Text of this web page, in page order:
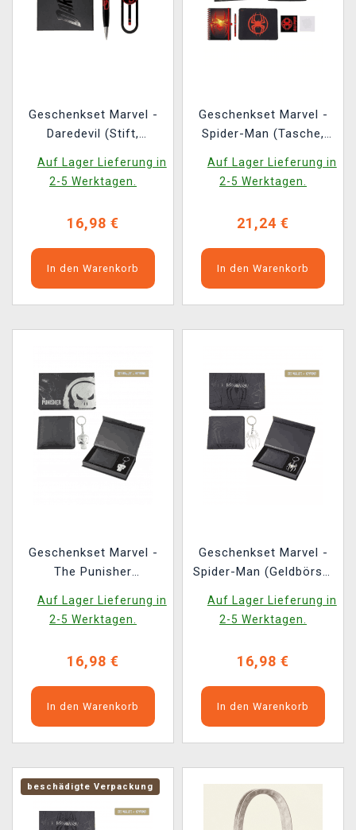
Geschenkset Marvel -
Daredevil (Stift,
Ansteckpin)
Auf Lager Lieferung in
2-5 Werktagen.
16,98 €
In den Warenkorb
Geschenkset Marvel -
Spider-Man (Tasche,
Notizblock, Sticker)
Auf Lager Lieferung in
2-5 Werktagen.
21,24 €
In den Warenkorb
Geschenkset Marvel -
The Punisher
Schlüsselanhänger)
Auf Lager Lieferung in
2-5 Werktagen.
16,98 €
In den Warenkorb
Geschenkset Marvel -
Spider-Man (Geldbörse,
Auf Lager Lieferung in
2-5 Werktagen.
16,98 €
In den Warenkorb
beschädigte Verpackung